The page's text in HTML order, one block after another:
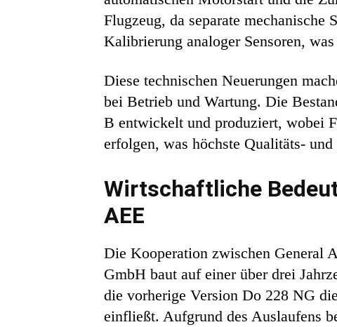
Flugzeug, da separate
Kalibrierung analoger Sensoren,
Diese technischen Neuerungen
bei Betrieb und Wartung. Die
B entwickelt und produziert, wobei
erfolgen, was höchste Qualitäts-
Wirtschaftliche
AEE
Die Kooperation zwischen General
GmbH baut auf einer über drei
die vorherige Version Do 228 NG
einfließt. Aufgrund des Auslaufens